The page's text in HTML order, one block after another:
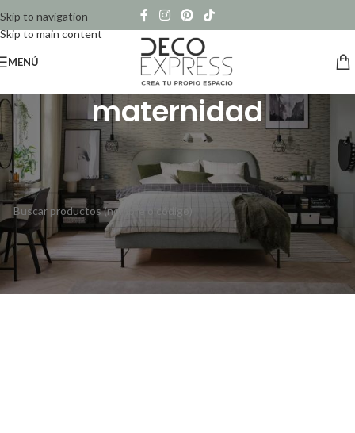
Skip to navigation
Skip to main content
MENÚ
maternidad
Inicio/ Productos etiquetados “maternidad”
No se han encontrado productos que coincidan con tu selección.